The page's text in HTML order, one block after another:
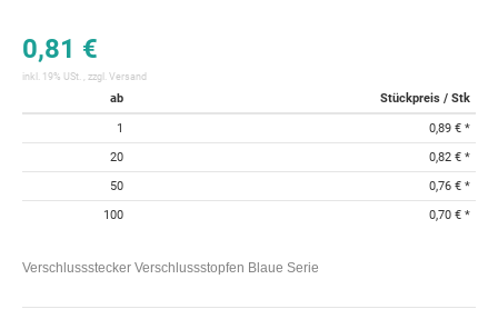
0,81 €
inkl. 19% USt. , zzgl. Versand
ab Stückpreis / Stk
1 0,89 € *
20
0,82 € *
50
0,76 € *
100
0,70 € *
Verschlussstecker Verschlussstopfen Blaue Serie